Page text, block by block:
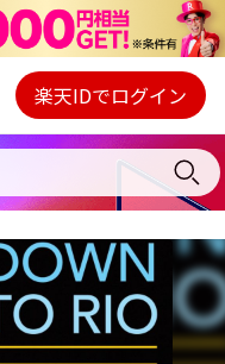
Webプレイヤー
ご契約内容の確認・変更
楽天IDでログイン